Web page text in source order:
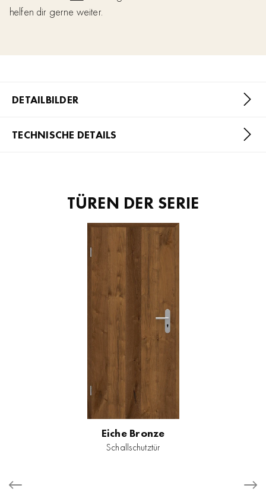
helfen dir gerne weiter.
DETAILBILDER
TECHNISCHE DETAILS
TÜREN DER SERIE
Eiche Bronze
Schallschutztür